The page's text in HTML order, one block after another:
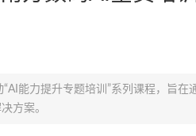
能力提升专题培训”系列课程，旨
方案。